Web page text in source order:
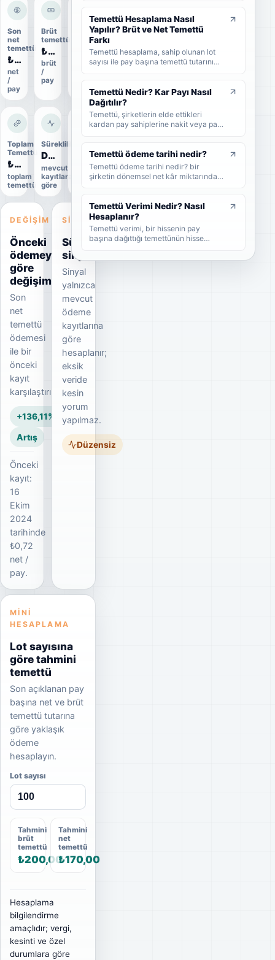
Son
net
temettü
₺1,70
net
/
pay
Brüt
temettü
₺2,00
brüt
/
pay
Dağıtım
oranı
ödeme
Toplam
Temettü
₺1,4 Mr
toplam
temettü
Süreklilik
Düzensiz
mevcut
kayıtlara
göre
durumu
Uygulandı
Kesin
DEĞIŞIM
Önceki
ödemeye
göre
değişim
Son
net
temettü
ödemesi
ile bir
önceki
kayıt
karşılaştırılır.
+136,11%
Artış
Önceki
kayıt:
16
Ekim
2024
tarihinde
₺0,72
net /
pay.
SINYAL
Süreklilik
sinyali
Sinyal
yalnızca
mevcut
ödeme
kayıtlarına
göre
hesaplanır;
eksik
veride
kesin
yorum
yapılmaz.
Düzensiz
MINI
HESAPLAMA
Lot sayısına
göre tahmini
temettü
Son açıklanan pay
başına net ve brüt
temettü tutarına
göre yaklaşık
ödeme
hesaplayın.
Lot sayısı
Tahmini
brüt
temettü
₺200,00
Tahmini
net
temettü
₺170,00
Hesaplama
bilgilendirme
amaçlıdır; vergi,
kesinti ve özel
durumlara göre
alındığını, hak kullanım tarihi, kayıt
tarihi ve ödeme tarihi arasındaki farkı
ve yatırımcıların nelere dikkat etmesi
gerektiğini sade şekilde bulabilirsiniz.
Temettü Hesaplama Nasıl
Yapılır? Brüt ve Net Temettü
Farkı
Temettü hesaplama, sahip olunan lot
sayısı ile pay başına temettü tutarının
verimi ve örnek hesaplama adımlarını
sade şekilde bulabilirsiniz.
Temettü Nedir? Kar Payı Nasıl
Dağıtılır?
Temettü, şirketlerin elde ettikleri
kardan pay sahiplerine nakit veya pay
nasıl dağıtıldığını, brüt-net temettü
farkını, temettü tarihlerini ve
yatırımcıların dikkat etmesi
gerekenleri sade şekilde bulabilirsiniz.
Temettü ödeme tarihi nedir?
Temettü ödeme tarihi nedir? bir
şirketin dönemsel net kâr miktarından
Temettü Verimi Nedir? Nasıl
Hesaplanır?
Temettü verimi, bir hissenin pay
başına dağıttığı temettünün hisse
göstergedir. Bu rehberde temettü
ve yatırımcıların bu oranı nasıl
yorumlaması gerektiğini sade